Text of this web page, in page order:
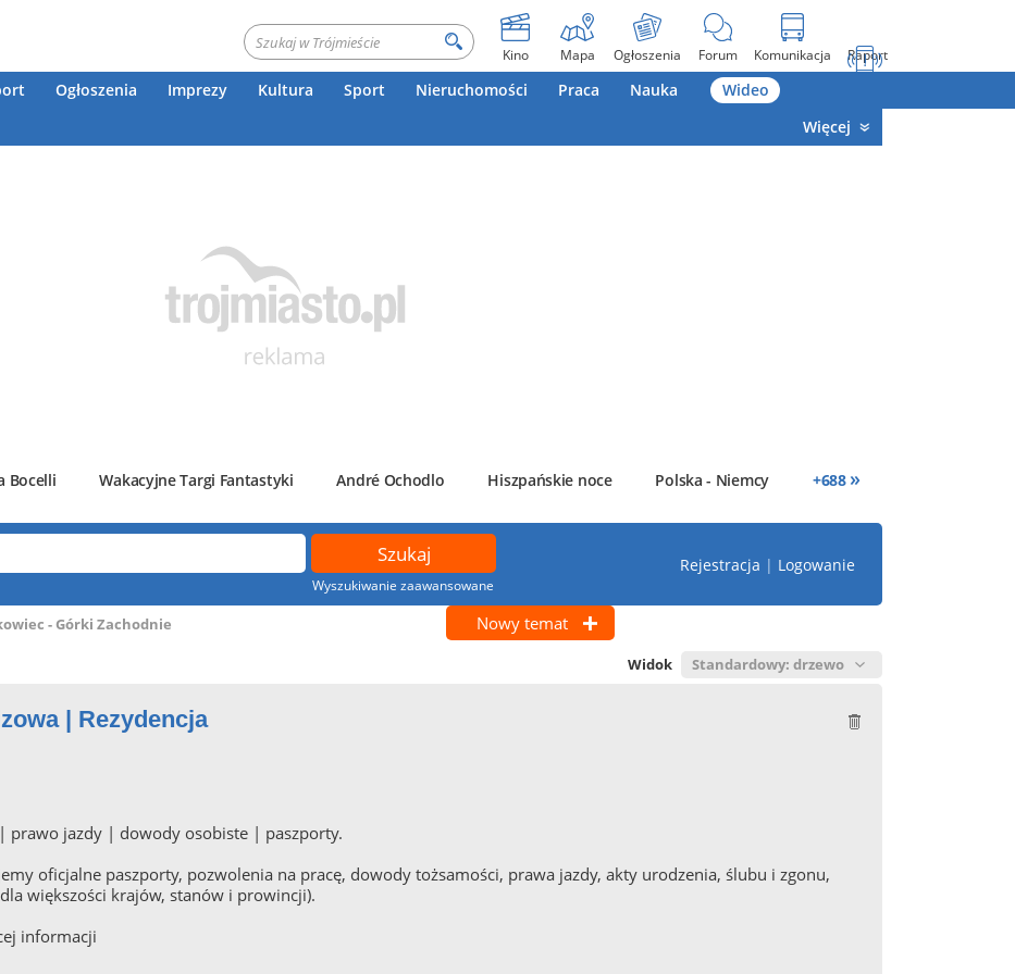
Kino Mapa Ogłoszenia Forum Komunikacja Raport
Ogłoszenia Imprezy Kultura Sport Nieruchomości Praca Nauka
Wideo
Więcej
Bocelli Wakacyjne Targi Fantastyki André Ochodlo Hiszpańskie noce Polska - Niemcy +688 »
Wyszukiwanie zaawansowane
Rejestracja | Logowanie
- Górki Zachodnie Nowy temat
Widok
| Rezydencja
prawo jazdy | dowody osobiste | paszporty.
oficjalne paszporty, pozwolenia na pracę, dowody tożsamości, prawa jazdy, akty urodzenia, ślubu i zgonu,
większości krajów, stanów i prowincji).
informacji